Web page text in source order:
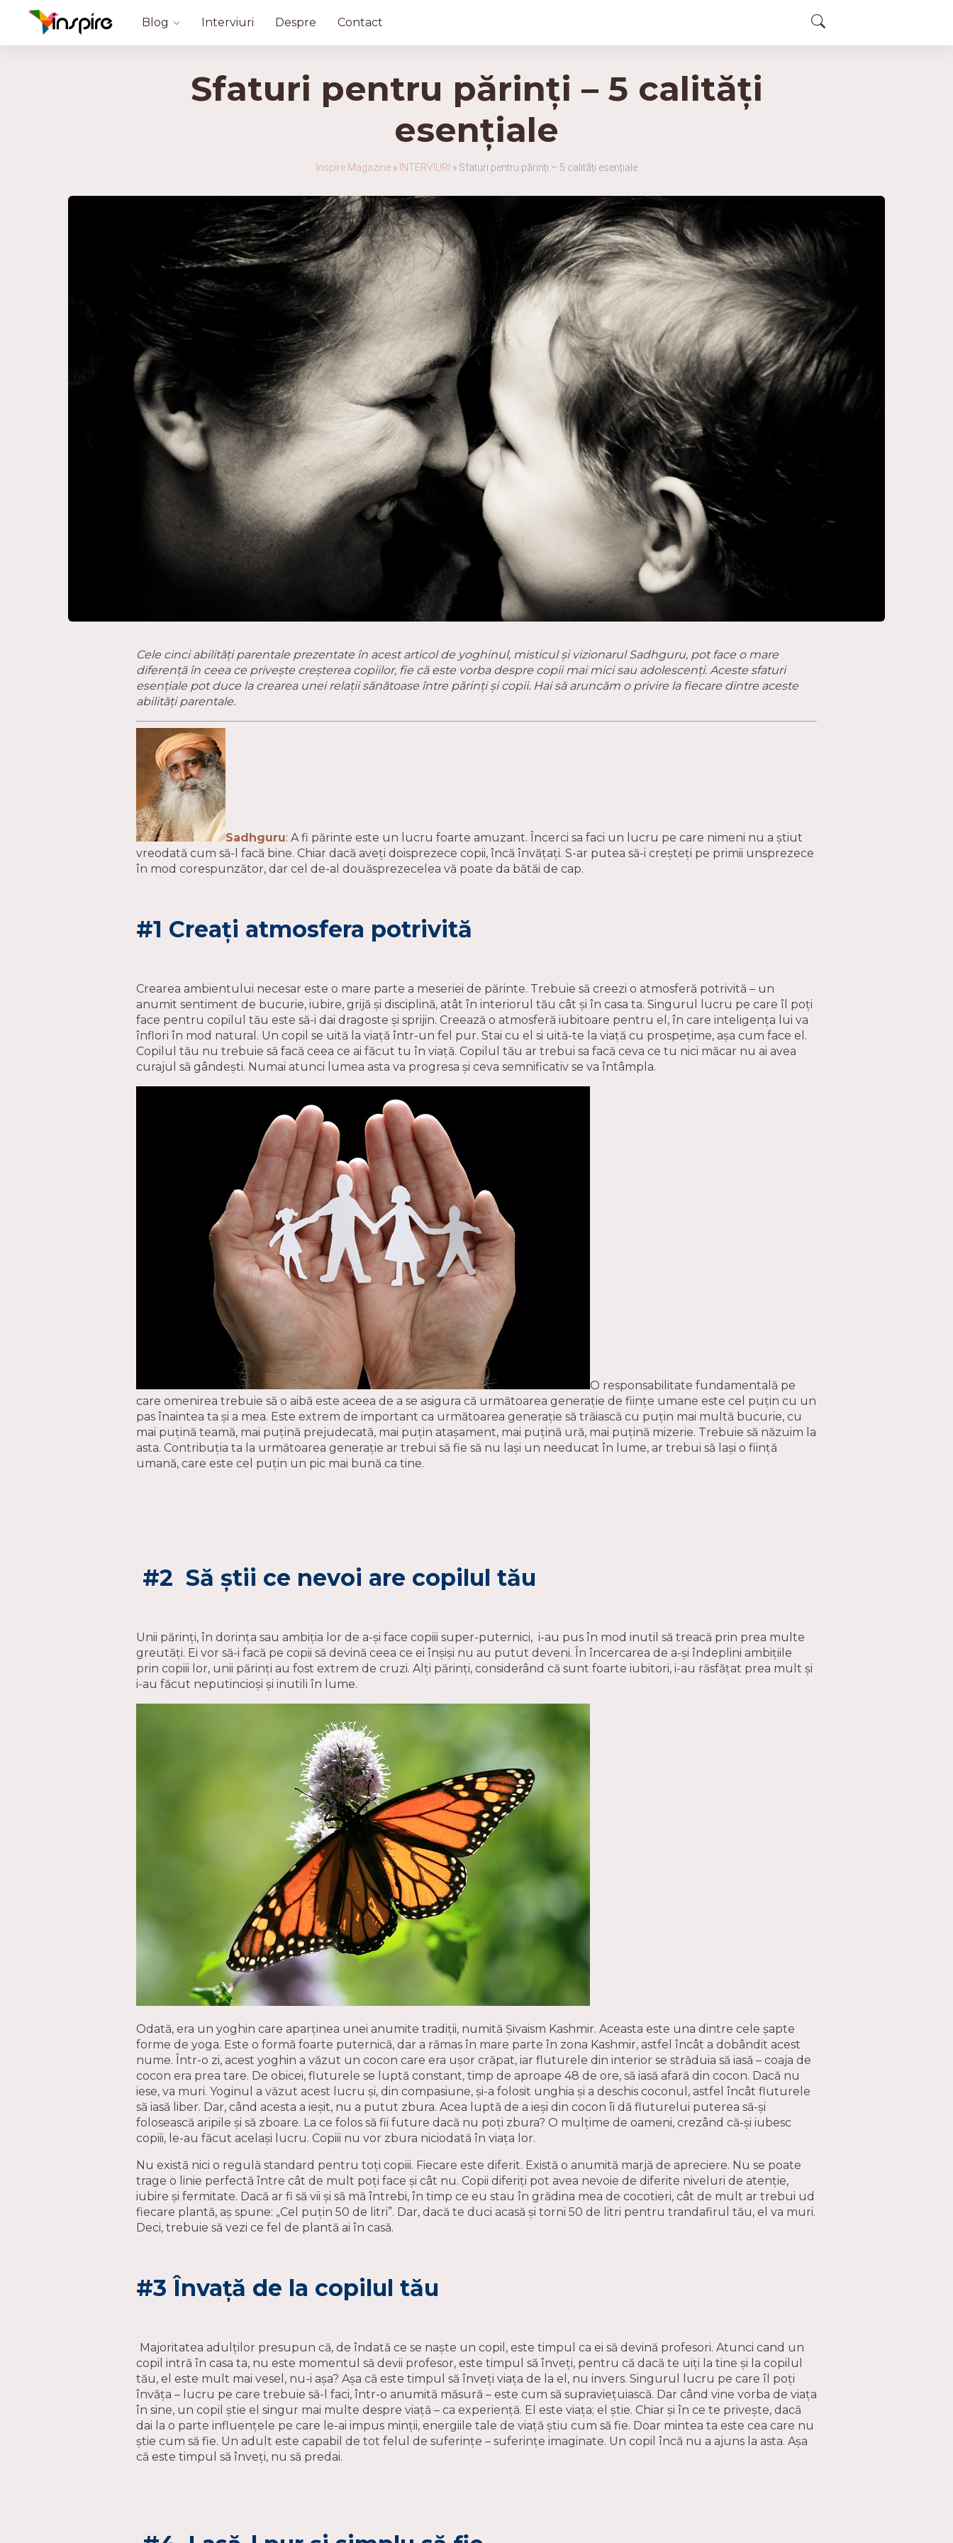
Blog Interviuri Despre Contact
Sfaturi pentru părinți – 5 calități
esențiale
Inspire Magazine » INTERVIURI » Sfaturi pentru părinți – 5 calități esențiale
Cele cinci abilități parentale prezentate în acest articol de yoghinul, misticul și vizionarul Sadhguru, pot face o mare
diferență în ceea ce privește creșterea copiilor, fie că este vorba despre copii mai mici sau adolescenți. Aceste sfaturi
esențiale pot duce la crearea unei relații sănătoase între părinți și copii. Hai să aruncăm o privire la fiecare dintre aceste
abilități parentale.
Sadhguru: A fi părinte este un lucru foarte amuzant. Încerci sa faci un lucru pe care nimeni nu a știut
vreodată cum să-l facă bine. Chiar dacă aveți doisprezece copii, încă învățați. S-ar putea să-i creșteți pe primii unsprezece
în mod corespunzător, dar cel de-al douăsprezecelea vă poate da bătăi de cap.
#1 Creați atmosfera potrivită
Crearea ambientului necesar este o mare parte a meseriei de părinte. Trebuie să creezi o atmosferă potrivită – un
anumit sentiment de bucurie, iubire, grijă și disciplină, atât în interiorul tău cât și în casa ta. Singurul lucru pe care îl poți
face pentru copilul tău este să-i dai dragoste și sprijin. Creează o atmosferă iubitoare pentru el, în care inteligența lui va
înflori în mod natural. Un copil se uită la viață într-un fel pur. Stai cu el si uită-te la viață cu prospețime, așa cum face el.
Copilul tău nu trebuie să facă ceea ce ai făcut tu în viață. Copilul tău ar trebui sa facă ceva ce tu nici măcar nu ai avea
curajul să gândești. Numai atunci lumea asta va progresa și ceva semnificativ se va întâmpla.
O responsabilitate fundamentală pe
care omenirea trebuie să o aibă este aceea de a se asigura că următoarea generație de ființe umane este cel puțin cu un
pas înaintea ta și a mea. Este extrem de important ca următoarea generație să trăiască cu puțin mai multă bucurie, cu
mai puțină teamă, mai puțină prejudecată, mai puțin atașament, mai puțină ură, mai puțină mizerie. Trebuie să năzuim la
asta. Contribuția ta la următoarea generație ar trebui să fie să nu lași un needucat în lume, ar trebui să lași o ființă
umană, care este cel puțin un pic mai bună ca tine.
#2 Să știi ce nevoi are copilul tău
Unii părinți, în dorința sau ambiția lor de a-și face copiii super-puternici, i-au pus în mod inutil să treacă prin prea multe
greutăți. Ei vor să-i facă pe copii să devină ceea ce ei înșiși nu au putut deveni. În încercarea de a-și îndeplini ambițiile
prin copiii lor, unii părinți au fost extrem de cruzi. Alți părinți, considerând că sunt foarte iubitori, i-au răsfățat prea mult și
i-au făcut neputincioși și inutili în lume.
Odată, era un yoghin care aparținea unei anumite tradiții, numită Șivaism Kashmir. Aceasta este una dintre cele șapte
forme de yoga. Este o formă foarte puternică, dar a rămas în mare parte în zona Kashmir, astfel încât a dobândit acest
nume. Într-o zi, acest yoghin a văzut un cocon care era ușor crăpat, iar fluturele din interior se străduia să iasă – coaja de
cocon era prea tare. De obicei, fluturele se luptă constant, timp de aproape 48 de ore, să iasă afară din cocon. Dacă nu
iese, va muri. Yoginul a văzut acest lucru și, din compasiune, și-a folosit unghia și a deschis coconul, astfel încât fluturele
să iasă liber. Dar, când acesta a ieșit, nu a putut zbura. Acea luptă de a ieși din cocon îi dă fluturelui puterea să-și
folosească aripile și să zboare. La ce folos să fii future dacă nu poți zbura? O mulțime de oameni, crezând că-și iubesc
copiii, le-au făcut același lucru. Copiii nu vor zbura niciodată în viața lor.
Nu există nici o regulă standard pentru toți copiii. Fiecare este diferit. Există o anumită marjă de apreciere. Nu se poate
trage o linie perfectă între cât de mult poți face și cât nu. Copii diferiți pot avea nevoie de diferite niveluri de atenție,
iubire și fermitate. Dacă ar fi să vii și să mă întrebi, în timp ce eu stau în grădina mea de cocotieri, cât de mult ar trebui ud
fiecare plantă, aș spune: „Cel puțin 50 de litri”. Dar, dacă te duci acasă și torni 50 de litri pentru trandafirul tău, el va muri.
Deci, trebuie să vezi ce fel de plantă ai în casă.
#3 Învață de la copilul tău
Majoritatea adulților presupun că, de îndată ce se naște un copil, este timpul ca ei să devină profesori. Atunci cand un
copil intră în casa ta, nu este momentul să devii profesor, este timpul să înveți, pentru că dacă te uiți la tine și la copilul
tău, el este mult mai vesel, nu-i așa? Așa că este timpul să înveți viața de la el, nu invers. Singurul lucru pe care îl poți
învăța – lucru pe care trebuie să-l faci, într-o anumită măsură – este cum să supraviețuiască. Dar când vine vorba de viața
în sine, un copil știe el singur mai multe despre viață – ca experiență. El este viața; el știe. Chiar și în ce te privește, dacă
dai la o parte influențele pe care le-ai impus minții, energiile tale de viață știu cum să fie. Doar mintea ta este cea care nu
știe cum să fie. Un adult este capabil de tot felul de suferințe – suferințe imaginate. Un copil încă nu a ajuns la asta. Așa
că este timpul să înveți, nu să predai.